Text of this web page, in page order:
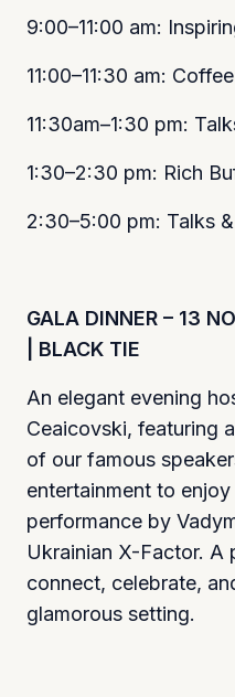
9:00–11:00 am:
11:00–11:30 am:
11:30am–1:30 pm:
1:30–2:30 pm: Rich
2:30–5:00 pm: Talks
GALA DINNER – 13
| BLACK TIE
An elegant evening
Ceaicovski, featuring
of our famous
entertainment to
performance by
Ukrainian X-Factor. A
connect, celebrate,
glamorous setting.